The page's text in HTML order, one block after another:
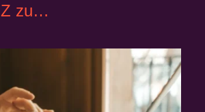
Z zu…